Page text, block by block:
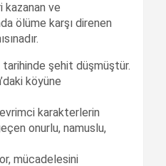
kazanan ve
ölüme karşı direnen
şehit düşmüştür.
köyüne
karakterlerin
onurlu, namuslu,
mücadelesini